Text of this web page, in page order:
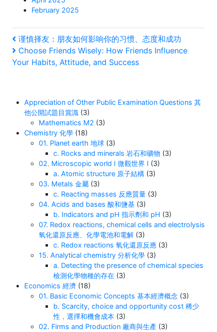
February 2025
Post
navigation
Previous
Post
谨慎择友：朋友如何影响你的习惯、态度和成功
Next
Post
Choose Friends Wisely: How Friends Influence
Your Habits, Attitude, and Success
Appreciation of Other Public Examination Questions 其
他公開試題目賞識 (3)
Mathematics M2 (3)
Chemistry 化學 (18)
01. Planet earth 地球 (3)
c. Rocks and minerals 岩石和礦物 (3)
02. Microscopic world I 微觀世界 I (3)
a. Atomic structure 原子結構 (3)
03. Metals 金屬 (3)
c. Reacting masses 反應質量 (3)
04. Acids and bases 酸和鹽基 (3)
b. Indicators and pH 指示劑和 pH (3)
07. Redox reactions, chemical cells and electrolysis
氧化還原反應、化學電池和電解 (3)
c. Redox reactions 氧化還原反應 (3)
15. Analytical chemistry 分析化學 (3)
a. Detecting the presence of chemical species
檢測化學物種的存在 (3)
Economics 經濟 (18)
01. Basic Economic Concepts 基本經濟概念 (3)
b. Scarcity, choice and opportunity cost 稀少
性，選擇和機會成本 (3)
02. Firms and Production 廠商與生產 (3)